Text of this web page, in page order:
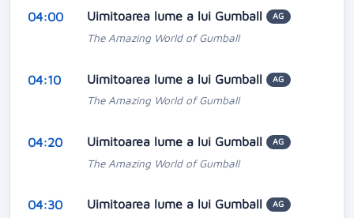
04:00 Uimitoarea lume a lui Gumball AG
The Amazing World of Gumball
04:10 Uimitoarea lume a lui Gumball AG
The Amazing World of Gumball
04:20 Uimitoarea lume a lui Gumball AG
The Amazing World of Gumball
04:30 Uimitoarea lume a lui Gumball AG